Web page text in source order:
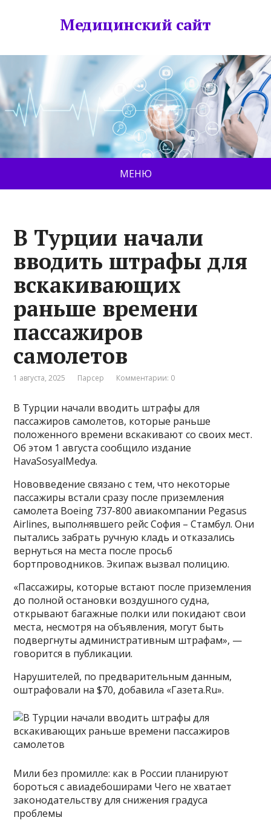
Медицинский сайт
МЕНЮ
В Турции начали
вводить штрафы для
вскакивающих
раньше времени
пассажиров
самолетов
1 августа, 2025 Парсер Комментарии: 0
В Турции начали вводить штрафы для
пассажиров самолетов, которые раньше
положенного времени вскакивают со своих мест.
Об этом 1 августа сообщило издание
HavaSosyalMedya.
Нововведение связано с тем, что некоторые
пассажиры встали сразу после приземления
самолета Boeing 737-800 авиакомпании Pegasus
Airlines, выполнявшего рейс София – Стамбул. Они
пытались забрать ручную кладь и отказались
вернуться на места после просьб
бортпроводников. Экипаж вызвал полицию.
«Пассажиры, которые встают после приземления
до полной остановки воздушного судна,
открывают багажные полки или покидают свои
места, несмотря на объявления, могут быть
подвергнуты административным штрафам», —
говорится в публикации.
Нарушителей, по предварительным данным,
оштрафовали на $70, добавила «Газета.Ru».
Мили без промилле: как в России планируют
бороться с авиадебоширами Чего не хватает
законодательству для снижения градуса
проблемы